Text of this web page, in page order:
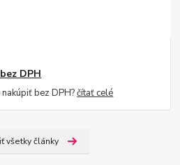
DPH
bez DPH?čítať celé
všetky články